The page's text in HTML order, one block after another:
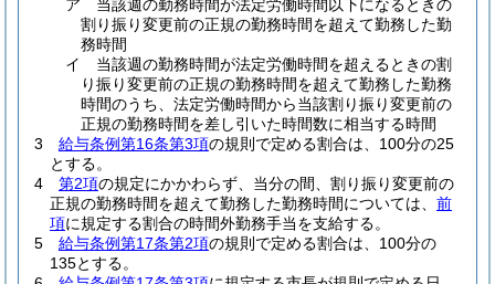
ア
当該週の勤務時間が法定労働時間以下になるときの
割り振り変更前の正規の勤務時間を超えて勤務した勤
務時間
イ
当該週の勤務時間が法定労働時間を超えるときの割
り振り変更前の正規の勤務時間を超えて勤務した勤務
時間のうち、法定労働時間から当該割り振り変更前の
正規の勤務時間を差し引いた時間数に相当する時間
3
給与条例第16条第3項の規則で定める割合は、100分の25
とする。
4
第2項の規定にかかわらず、当分の間、割り振り変更前の
正規の勤務時間を超えて勤務した勤務時間については、 前
項に規定する割合の時間外勤務手当を支給する。
5
給与条例第17条第2項の規則で定める割合は、100分の
135とする。